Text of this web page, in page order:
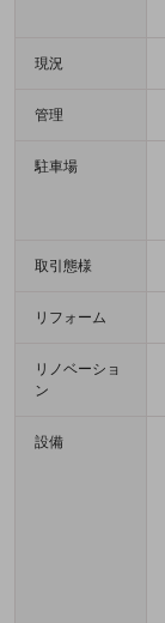
現況
管理
駐車場
取引態様
リフォーム
リノベーショ
ン
設備